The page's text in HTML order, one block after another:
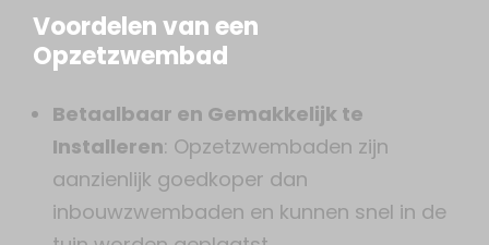
Voordelen van een
Opzetzwembad
Betaalbaar en Gemakkelijk te
Installeren: Opzetzwembaden zijn
aanzienlijk goedkoper dan
inbouwzwembaden en kunnen snel in de